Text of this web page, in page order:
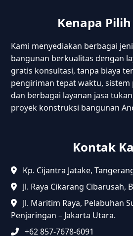
Kenapa
Kami menyediakan berbagai
bangunan berkualitas dengan
gratis konsultasi, tanpa biaya
pengiriman tepat waktu, sistem
dan berbagai layanan jasa
proyek konstruksi bangunan
Kontak
Kp. Cijantra Jatake,
Jl. Raya Cikarang Cibarusah,
Jl. Maritim Raya, Pelabuhan
Penjaringan – Jakarta Utara.
+62 857-7678-6091